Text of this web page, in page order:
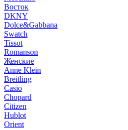
Восток
DKNY
Dolce&Gabbana
Swatch
Tissot
Romanson
Женские
Anne Klein
Breitling
Casio
Chopard
Citizen
Hublot
Orient